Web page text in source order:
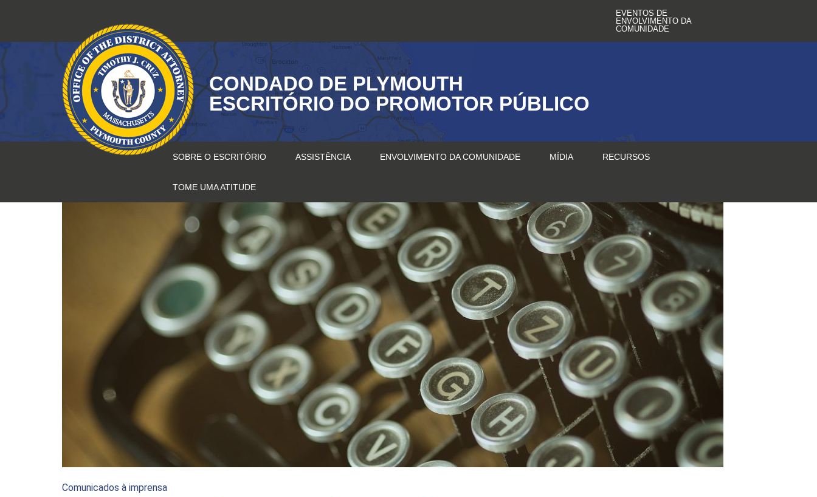
conteúdo
EVENTOS DE
ENVOLVIMENTO DA
COMUNIDADE
CONDADO DE PLYMOUTH
ESCRITÓRIO DO PROMOTOR PÚBLICO
SOBRE O ESCRITÓRIO ASSISTÊNCIA ENVOLVIMENTO DA COMUNIDADE MÍDIA RECURSOS
TOME UMA ATITUDE
Comunicados à imprensa